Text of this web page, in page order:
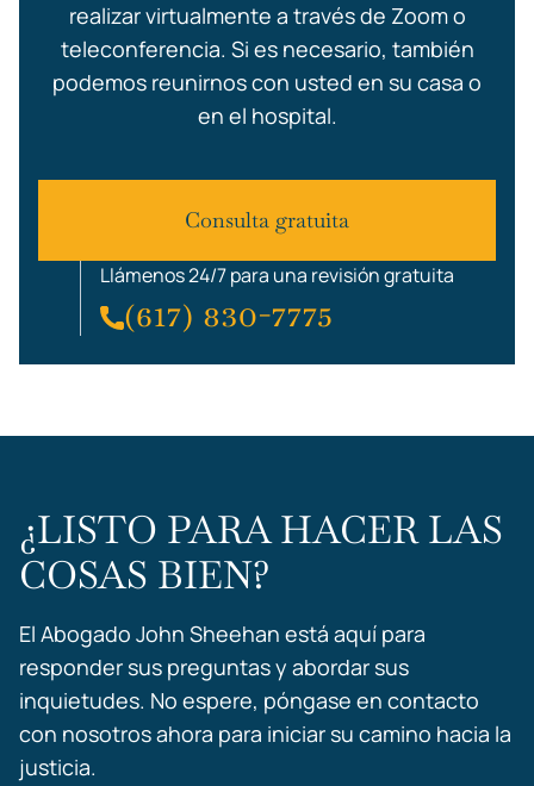
realizar virtualmente a través de Zoom o
teleconferencia. Si es necesario, también
podemos reunirnos con usted en su casa o
en el hospital.
Consulta gratuita
Llámenos 24/7 para una revisión gratuita
(617) 830-7775
¿LISTO PARA HACER LAS
COSAS BIEN?
El Abogado John Sheehan está aquí para
responder sus preguntas y abordar sus
inquietudes. No espere, póngase en contacto
con nosotros ahora para iniciar su camino hacia la
justicia.